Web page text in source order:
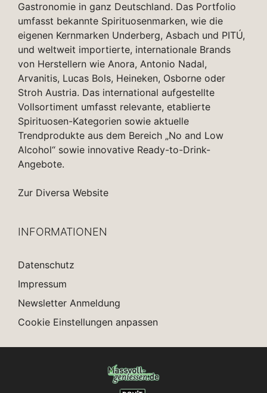
Gastronomie in ganz Deutschland. Das Portfolio
umfasst bekannte Spirituosenmarken, wie die
eigenen Kernmarken Underberg, Asbach und PITÚ,
und weltweit importierte, internationale Brands
von Herstellern wie Anora, Antonio Nadal,
Arvanitis, Lucas Bols, Heineken, Osborne oder
Stroh Austria. Das international aufgestellte
Vollsortiment umfasst relevante, etablierte
Spirituosen-Kategorien sowie aktuelle
Trendprodukte aus dem Bereich „No and Low
Alcohol“ sowie innovative Ready-to-Drink-
Angebote.
Zur Diversa Website
INFORMATIONEN
Datenschutz
Impressum
Newsletter Anmeldung
Cookie Einstellungen anpassen